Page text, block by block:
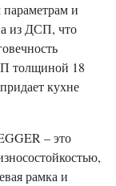
и
из ДСП, что
толщиной 18
кухне
– это
рамка и